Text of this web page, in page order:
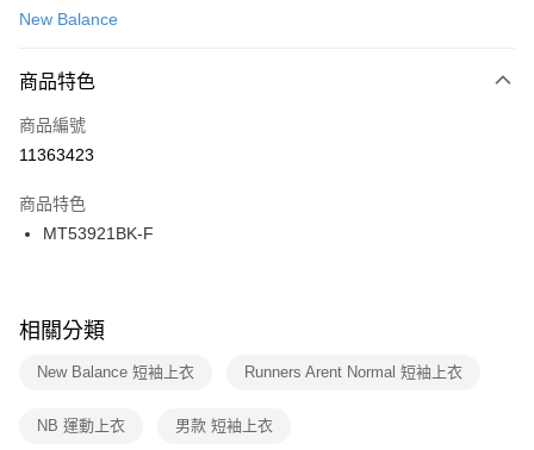
便利好安心！
３．安心：先確認商品／服務後，再付款。
【「AFTEE先享後付」結帳流程】
１．於結帳方式選擇「AFTEE先享後付」後，將跳轉至「AFTEE先享後付」
２．訂單成立數日內，您將收到繳費通知簡訊。
３．收到繳費通知簡訊後14天內，點擊此簡訊中的連結，可透過四大超商／
ATM／網路銀行／等多元方式進行付款，方視為交易完成。
※ 交易是否成功請以「AFTEE先享後付 」之結帳頁面顯示為準，若有關於
是否繳費成功／繳費後需取消欲退款等相關疑問，請聯繫「AFTEE先享後付
客戶支援中心」 https://netprotections.freshdesk.com/support/home
１．透過由恩沛科技股份有限公司提供之「AFTEE先享後付」服務完成之交
運送方式
每筆NT$100，滿NT$1,500(含以上)免運費
宅配
每筆NT$100，滿NT$1,500(含以上)免運費
付款後門市自取
每筆NT$100，滿NT$1,500(含以上)免運費
New Balance
商品特色
商品編號
11363423
商品特色
MT53921BK-F
相關分類
New Balance 短袖上衣 Runners Arent Normal 短袖上衣
NB 運動上衣 男款 短袖上衣